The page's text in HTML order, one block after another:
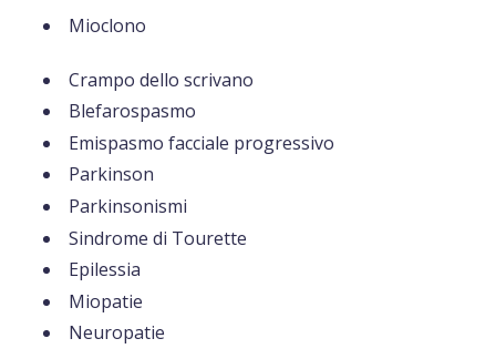
Mioclono
Crampo dello scrivano
Blefarospasmo
Emispasmo facciale progressivo
Parkinson
Parkinsonismi
Sindrome di Tourette
Epilessia
Miopatie
Neuropatie